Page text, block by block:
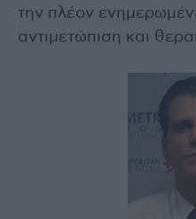
την πλέον
αντιμετώπιση και